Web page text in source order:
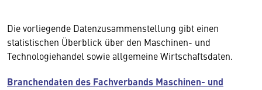
Die vorliegende Datenzusammenstellung gibt einen
statistischen Überblick über den Maschinen- und
Technologiehandel sowie allgemeine Wirtschaftsdaten.
Branchendaten des Fachverbands Maschinen- und